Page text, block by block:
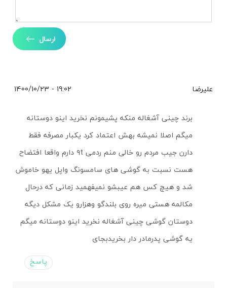
ارسال
علیرضا 19:02 - 1400/10/23
برند چینی آشغاله منکه پشیمونم نخرید اینو دوستانه
میگم اصلا نمیشه بهش اعتماد کرد یکبار مصرفه فقط
دارن جیب مردم رو خالی منم ردمی ۹t دارم واقعا افتضاح
هست نسبت به گوشی های سامسونگ واپل یهو خاموش
شد و هیچ کس هم عیبشو نمیفهمید زمانی که درحال
مکالمه هستی میره روی بلندگو وهزارو یک مشکل دیگه
دوستان گوشی چینی آشغاله نخرید اینو دوستانه میگم
یه گوشی پدرمادر دار بخریدبجای
پاسخ